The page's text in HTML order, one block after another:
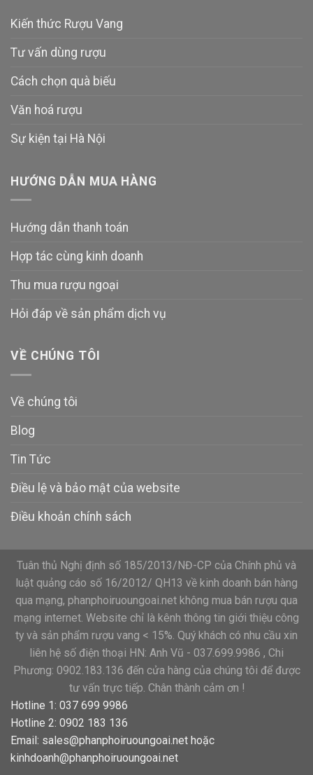
Kiến thức Rượu Vang
Tư vấn dùng rượu
Cách chọn quà biếu
Văn hoá rượu
Sự kiện tại Hà Nội
HƯỚNG DẪN MUA HÀNG
Hướng dẫn thanh toán
Hợp tác cùng kinh doanh
Thu mua rượu ngoại
Hỏi đáp về sản phẩm dịch vụ
VỀ CHÚNG TÔI
Về chúng tôi
Blog
Tin Tức
Điều lệ và bảo mật của website
Điều khoản chính sách
Tuân thủ Nghị định số 185/2013/NĐ-CP của Chính phủ và
luật quảng cáo số 16/2012/ QH13 về kinh doanh bán hàng
qua mạng, phanphoiruoungoai.net không mua bán rượu qua
mạng internet. Website chỉ là kênh thông tin giới thiệu công
ty và sản phẩm rượu vang < 15%. Quý khách có nhu cầu xin
liên hệ số điện thoại HN: Anh Vũ - 037.699.9986 , Chi
Phương: 0902.183.136 đến cửa hàng của chúng tôi để được
tư vấn trực tiếp. Chân thành cảm ơn !
Hotline 1: 037 699 9986
Hotline 2: 0902 183 136
Email: sales@phanphoiruoungoai.net hoặc
kinhdoanh@phanphoiruoungoai.net